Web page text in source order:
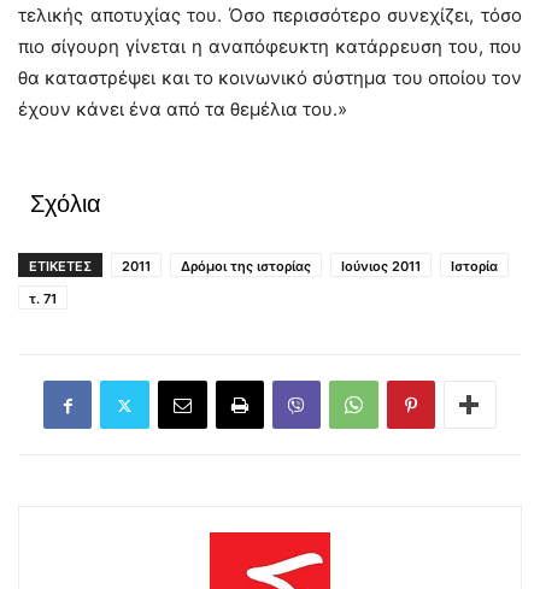
τελικής αποτυχίας του. Όσο περισσότερο συνεχίζει, τόσο
πιο σίγουρη γίνεται η αναπόφευκτη κατάρρευση του, που
θα καταστρέψει και το κοινωνικό σύστημα του οποίου τον
έχουν κάνει ένα από τα θεμέλια του.»
Σχόλια
ΕΤΙΚΕΤΕΣ 2011 Δρόμοι της ιστορίας Ιούνιος 2011
Ιστορία
τ. 71